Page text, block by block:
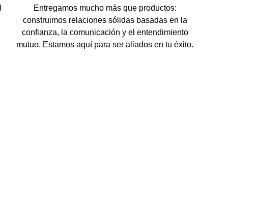
Entregamos mucho más que productos:
construimos relaciones sólidas basadas en la
confianza, la comunicación y el entendimiento
mutuo. Estamos aquí para ser aliados en tu éxito.